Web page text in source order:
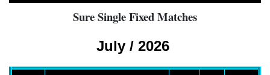
Sure Single Fixed Matches
July / 2026